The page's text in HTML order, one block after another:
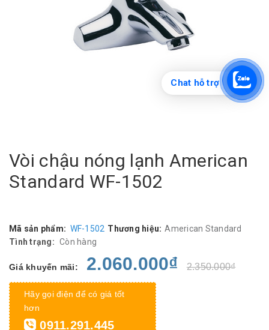
Vòi chậu nóng lạnh American
Standard WF-1502
Mã sản phẩm: WF-1502 Thương hiệu: American Standard
Tình trạng: Còn hàng
Giá khuyến mãi: 2.060.000₫ 2.350.000₫
Hãy gọi điện để có giá tốt
hơn
0911.291.445
Chat hỗ trợ